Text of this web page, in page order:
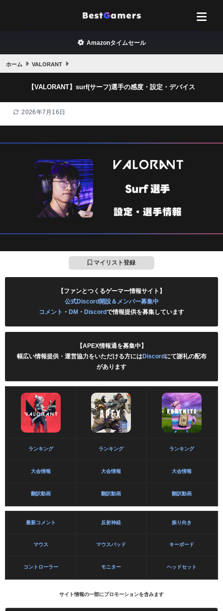
Amazonタイムセール
ホーム VALORANT
【VALORANT】surf(サーフ)選手の感度・設定・デバイス
2026年7月16日
マイリスト登録
【ファンとつくるゲーマー情報サイト】
公式Discord開設＆メンバー募集中
コメント ・ DM ・ Discordで情報提供を募集しています
【APEX情報通を募集中】
幅広い情報提供・運営協力をいただける方にはDiscordにて謝礼の配布
があります
ランキング ランキング ランキング
大会情報 大会情報 大会情報
翻訳動画 翻訳動画 翻訳動画
最新コメント 反射神経 振り向き
マウス マウスパッド キーボード
コントローラー モニター ヘッドセット
サイト情報の一部にプロモーションを含みます